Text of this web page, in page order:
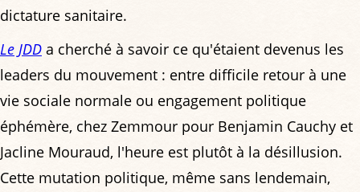
dictature sanitaire.
Le JDD a cherché à savoir ce qu'étaient devenus les
leaders du mouvement : entre difficile retour à une
vie sociale normale ou engagement politique
éphémère, chez Zemmour pour Benjamin Cauchy et
Jacline Mouraud, l'heure est plutôt à la désillusion.
Cette mutation politique, même sans lendemain,